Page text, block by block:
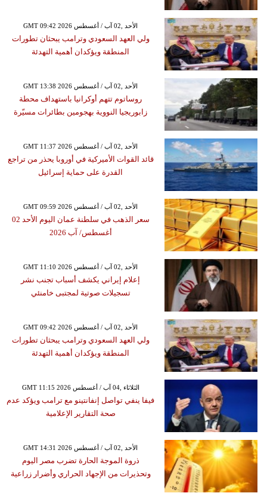
GMT 09:42 2026 الأحد ,02 آب / أغسطس
ولي العهد السعودي وترامب يبحثان تطورات
المنطقة ويؤكدان أهمية التهدئة
GMT 13:38 2026 الأحد ,02 آب / أغسطس
روساتوم تتهم أوكرانيا باستهداف محطة
زابوريجيا النووية بهجومين بطائرات مسيّرة
GMT 11:37 2026 الأحد ,02 آب / أغسطس
قائد القوات الأميركية في أوروبا يحذر من تراجع
القدرة على حماية إسرائيل
GMT 09:59 2026 الأحد ,02 آب / أغسطس
سعر الذهب في سلطنة عمان اليوم الأحد 02
أغسطس/ آب 2026
GMT 11:10 2026 الأحد ,02 آب / أغسطس
إعلام إيراني يكشف أسباب تجنب نشر
تسجيلات صوتية لمجتبى خامنئي
GMT 09:42 2026 الأحد ,02 آب / أغسطس
ولي العهد السعودي وترامب يبحثان تطورات
المنطقة ويؤكدان أهمية التهدئة
GMT 11:15 2026 الثلاثاء ,04 آب / أغسطس
فيفا ينفي تواصل إنفانتينو مع ترامب ويؤكد عدم
صحة التقارير الإعلامية
GMT 14:31 2026 الأحد ,02 آب / أغسطس
ذروة الموجة الحارة تضرب مصر اليوم
وتحذيرات من الإجهاد الحراري وأضرار زراعية